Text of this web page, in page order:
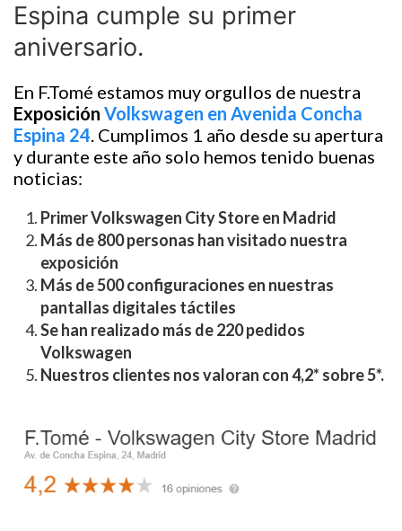
Espina cumple su primer
aniversario.
En F.Tomé estamos muy orgullos de nuestra
Exposición Volkswagen en Avenida Concha
Espina 24. Cumplimos 1 año desde su apertura
y durante este año solo hemos tenido buenas
noticias:
Primer Volkswagen City Store en Madrid
Más de 800 personas han visitado nuestra
exposición
Más de 500 configuraciones en nuestras
pantallas digitales táctiles
Se han realizado más de 220 pedidos
Volkswagen
Nuestros clientes nos valoran con 4,2* sobre 5*.